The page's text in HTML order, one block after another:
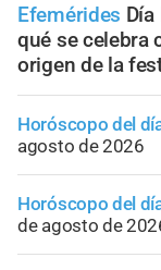
Efemérides
qué se celebra
origen de la
Horóscopo del
agosto de 2026
Horóscopo del
de agosto de